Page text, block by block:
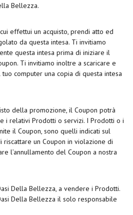
Bellezza.
effettui un acquisto, prendi atto ed
da questa intesa. Ti invitiamo
questa intesa prima di iniziare il
Ti invitiamo inoltre a scaricare e
computer una copia di questa intesa
della promozione, il Coupon potrà
i relativi Prodotti o servizi. I Prodotti o i
il Coupon, sono quelli indicati sul
riscattare un Coupon in violazione di
l’annullamento del Coupon a nostra
Della Bellezza, a vendere i Prodotti.
Della Bellezza il solo responsabile